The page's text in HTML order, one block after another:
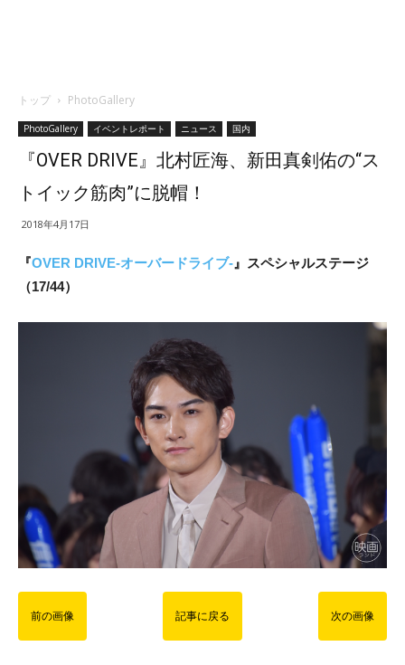
トップ PhotoGallery
PhotoGallery イベントレポート ニュース 国内
『OVER DRIVE』北村匠海、新田真剣佑の“ス
トイック筋肉”に脱帽！
2018年4月17日
『OVER DRIVE-オーバードライブ- 』スペシャルステージ
（17/44）
前の画像 記事に戻る 次の画像